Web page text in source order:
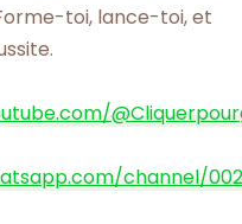
toi, lance-toi, et
channel/